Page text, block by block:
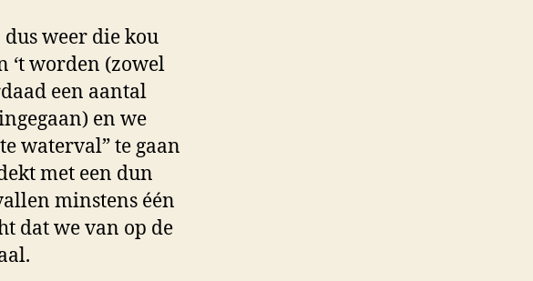
weer die kou
‘t worden (zowel
een aantal
en we
waterval” te gaan
met een dun
minstens één
dat we van op de